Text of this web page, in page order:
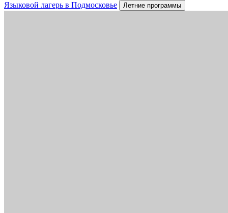
Языковой лагерь в Подмосковье
Летние программы